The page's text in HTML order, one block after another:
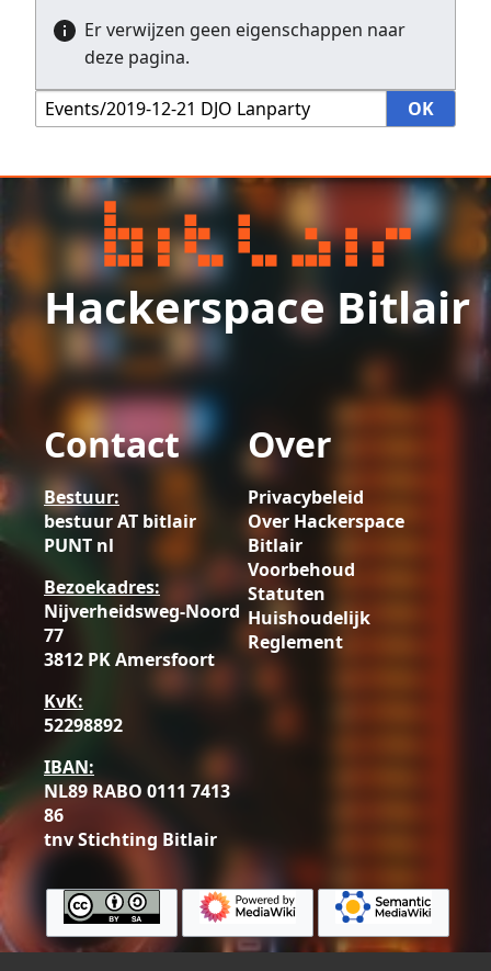
Er verwijzen geen eigenschappen naar
deze pagina.
Hackerspace Bitlair
Contact
Bestuur:
bestuur AT bitlair
PUNT nl
Bezoekadres:
Nijverheidsweg-Noord
77
3812 PK Amersfoort
KvK:
52298892
IBAN:
NL89 RABO 0111 7413
86
tnv Stichting Bitlair
Over
Privacybeleid
Over Hackerspace
Bitlair
Voorbehoud
Statuten
Huishoudelijk
Reglement